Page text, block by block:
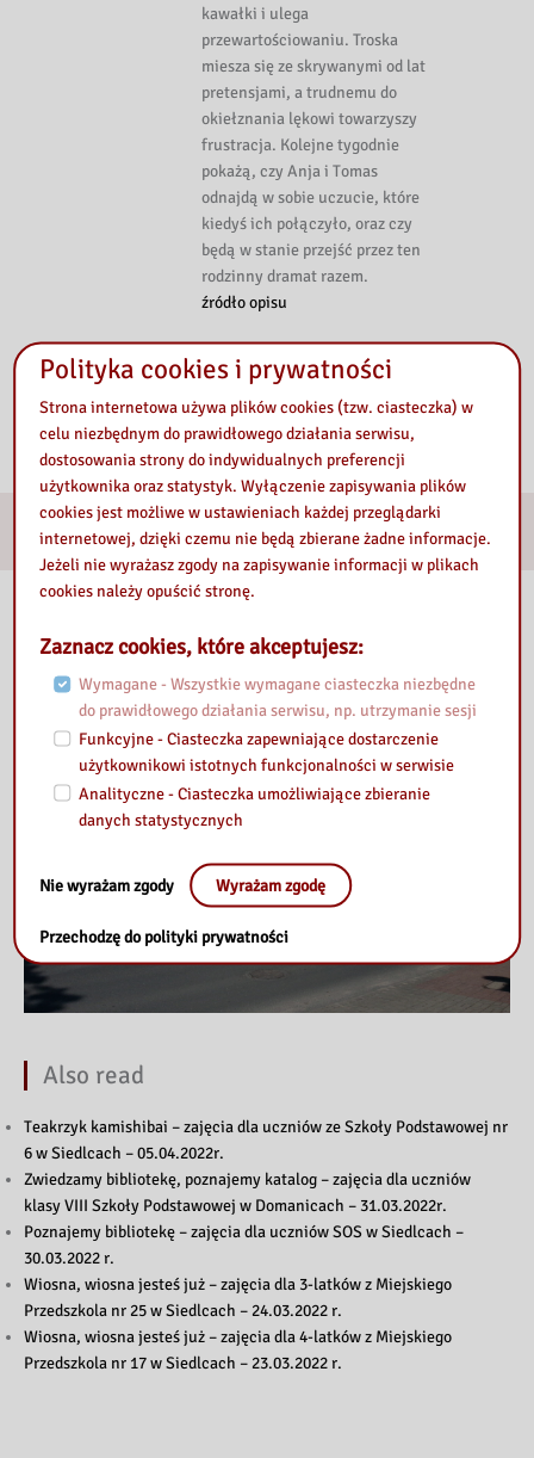
kawałki i ulega
przewartościowaniu. Troska
miesza się ze skrywanymi od lat
pretensjami, a trudnemu do
okiełznania lękowi towarzyszy
frustracja. Kolejne tygodnie
pokażą, czy Anja i Tomas
odnajdą w sobie uczucie, które
kiedyś ich połączyło, oraz czy
będą w stanie przejść przez ten
rodzinny dramat razem.
źródło opisu
E-services
Our library
Also read
Teakrzyk kamishibai – zajęcia dla uczniów ze Szkoły Podstawowej nr
6 w Siedlcach – 05.04.2022r.
Zwiedzamy bibliotekę, poznajemy katalog – zajęcia dla uczniów
klasy VIII Szkoły Podstawowej w Domanicach – 31.03.2022r.
Poznajemy bibliotekę – zajęcia dla uczniów SOS w Siedlcach –
30.03.2022 r.
Wiosna, wiosna jesteś już – zajęcia dla 3-latków z Miejskiego
Przedszkola nr 25 w Siedlcach – 24.03.2022 r.
Wiosna, wiosna jesteś już – zajęcia dla 4-latków z Miejskiego
Przedszkola nr 17 w Siedlcach – 23.03.2022 r.
Polityka cookies i prywatności
Strona internetowa używa plików cookies (tzw. ciasteczka) w
celu niezbędnym do prawidłowego działania serwisu,
dostosowania strony do indywidualnych preferencji
użytkownika oraz statystyk. Wyłączenie zapisywania plików
cookies jest możliwe w ustawieniach każdej przeglądarki
internetowej, dzięki czemu nie będą zbierane żadne informacje.
Jeżeli nie wyrażasz zgody na zapisywanie informacji w plikach
cookies należy opuścić stronę.
Zaznacz cookies, które akceptujesz:
Wymagane - Wszystkie wymagane ciasteczka niezbędne
do prawidłowego działania serwisu, np. utrzymanie sesji
Funkcyjne - Ciasteczka zapewniające dostarczenie
użytkownikowi istotnych funkcjonalności w serwisie
Analityczne - Ciasteczka umożliwiające zbieranie
danych statystycznych
Nie wyrażam zgody Wyrażam zgodę
Przechodzę do polityki prywatności